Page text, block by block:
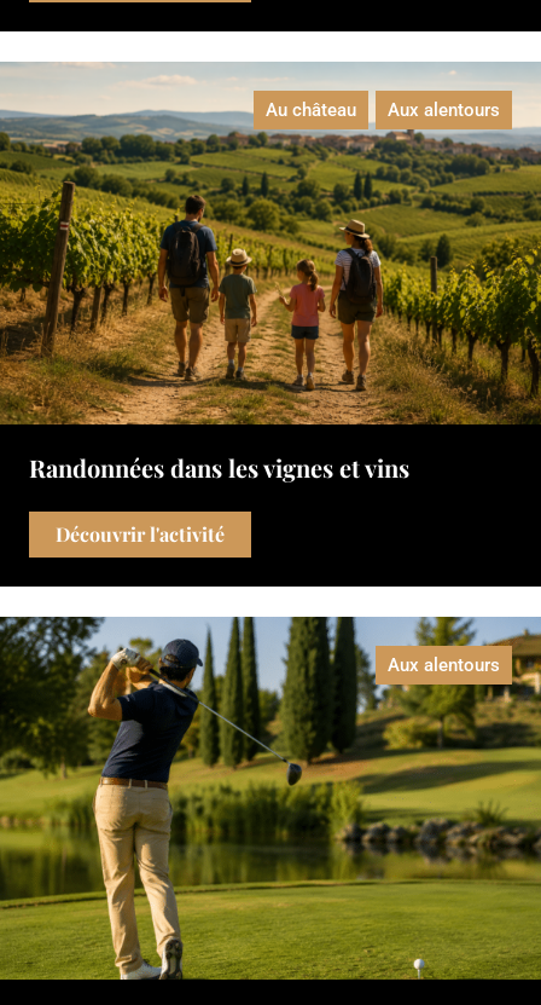
Au château Aux alentours
Randonnées dans les vignes et vins
Découvrir l'activité
Aux alentours